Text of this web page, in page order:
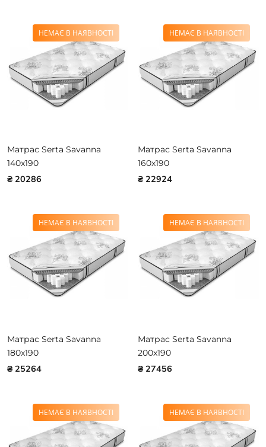
НЕМАЄ В НАЯВНОСТІ
Матрас Serta Savanna
140x190
₴ 20286
НЕМАЄ В НАЯВНОСТІ
Матрас Serta Savanna
160x190
₴ 22924
НЕМАЄ В НАЯВНОСТІ
Матрас Serta Savanna
180x190
₴ 25264
НЕМАЄ В НАЯВНОСТІ
Матрас Serta Savanna
200x190
₴ 27456
НЕМАЄ В НАЯВНОСТІ НЕМАЄ В НАЯВНОСТІ